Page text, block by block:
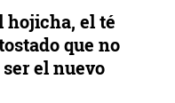
hojicha, el té
que no
el nuevo